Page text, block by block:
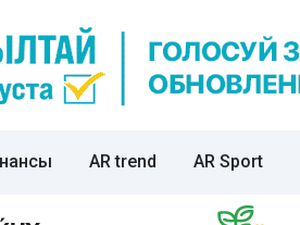
AR trend AR Sport